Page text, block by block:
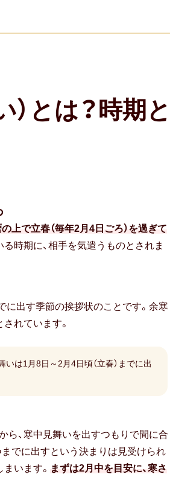
とは？時期と
の上で立春（毎年2月4日ごろ）を過ぎて
時期に、相手を気遣うものとされま
に出す季節の挨拶状のことです。余寒
れています。
は1月8日～2月4日頃（立春）までに出
、寒中見舞いを出すつもりで間に合
でに出すという決まりは見受けられ
います。 まずは2月中を目安に、寒さ